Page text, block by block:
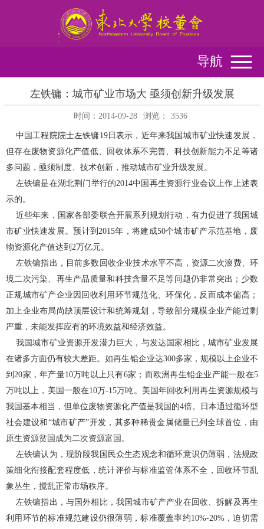
导航
左铁镛：城市矿业市场大 亟须创新升级发展
时间：2014-09-28 浏览： 3536
中国工程院院士左铁镛19日表示，近年来我国城市矿业快速发展，
但存在废物资源化产值低、回收体系不完善、科技创新能力不足等诸
多问题，亟须制度、技术创新，推动城市矿业升级发展。
左铁镛是在湖北荆门举行的2014中国再生资源行业会议上作上述表
示的。
近些年来，国家各部委联合开展系列规划行动，有力促进了我国城
市矿业快速发展。预计到 2015年，将建成50个城市矿产示范基地，废
物资源化产值达到 2万亿元。
左铁镛指出，目前多数回收企业技术水平不高，资源二次浪费、环
境二次污染、再生产品质量和科技含量不足等问题仍非常突出；少数
正规城市矿产企业因回收利用环节规范化、环保化，反而成本偏高；
加上企业布局尚缺顶层设计和统筹规划，导致部分规模企业产能过剩
严重，未能发挥应有的环境效益和经济效益。
我国城市矿业资源开发潜力巨大，与发达国家相比，城市矿业发展
在诸多方面仍有较大差距。如再生铅企业达300多家，规模以上企业不
到 20家，年产量10万吨以上只有6家；而欧洲再生铅企业产能一般在5
万吨以上，美国一般在10万-15万吨。美国年回收利用再生资源规模与
我国基本相当，但单位废物资源化产值是我国的4倍。日本通过循环型
社会建设和“城市矿产”开发，其多种稀贵金属储量已列全球首位，由
原生资源贫国成为二次资源富国。
左铁镛认为，现阶段我国民众生态观念和循环意识仍薄弱，法规政
策细化衔接配套程度低，统计评价与标准监管体系不全，回收环节乱
象丛生，搅乱正常市场秩序。
左铁镛指出，与国外相比，我国城市矿产产业在回收、拆解及再生
利用环节的标准规范建设仍很薄弱，标准覆盖率约10%-20%，迫切需